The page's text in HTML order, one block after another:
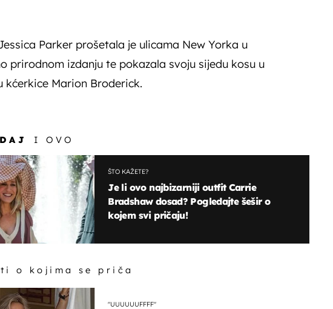
Parker prošetala je ulicama New Yorka u
prirodnom izdanju te pokazala svoju sijedu kosu u
kćerkice Marion Broderick.
I OVO
ŠTO KAŽETE?
Je li ovo najbizarniji outfit Carrie
Bradshaw dosad? Pogledajte šešir o
kojem svi pričaju!
o kojima se priča
"UUUUUUFFFF"